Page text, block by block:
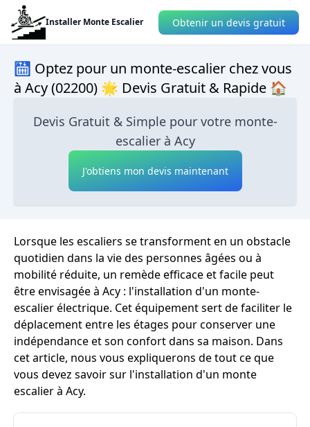
Installer Monte Escalier Obtenir un devis gratuit
🛗 Optez pour un monte-escalier chez vous
à Acy (02200) 🌟 Devis Gratuit & Rapide 🏠
Devis Gratuit & Simple pour votre monte-
escalier à Acy
J'obtiens mon devis maintenant
Lorsque les escaliers se transforment en un obstacle
quotidien dans la vie des personnes âgées ou à
mobilité réduite, un remède efficace et facile peut
être envisagée à Acy : l'installation d'un monte-
escalier électrique. Cet équipement sert de faciliter le
déplacement entre les étages pour conserver une
indépendance et son confort dans sa maison. Dans
cet article, nous vous expliquerons de tout ce que
vous devez savoir sur l'installation d'un monte
escalier à Acy.